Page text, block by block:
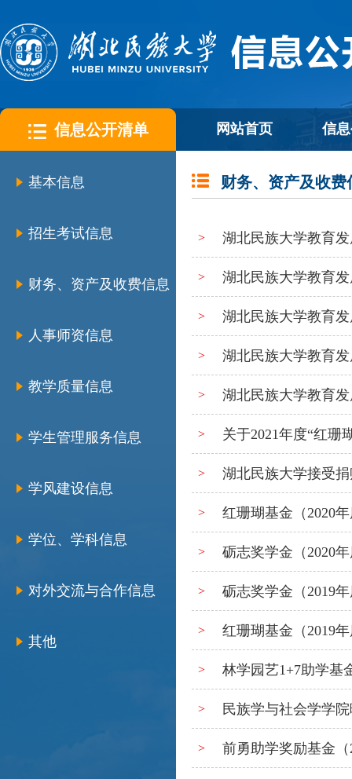
信息公开清单 网站首页 信
基本信息
招生考试信息
财务、资产及收费信息
人事师资信息
教学质量信息
学生管理服务信息
学风建设信息
学位、学科信息
对外交流与合作信息
其他
财务、资产及收费
> 湖北民族大学教育
> 湖北民族大学教育发
> 湖北民族大学教育
> 湖北民族大学教育
> 湖北民族大学教育
> 关于2021年度“红珊
> 湖北民族大学接受
> 红珊瑚基金（2020
> 砺志奖学金（2020
> 砺志奖学金（2019
> 红珊瑚基金（2019
> 林学园艺1+7助学基
> 民族学与社会学学
> 前勇助学奖励基金（